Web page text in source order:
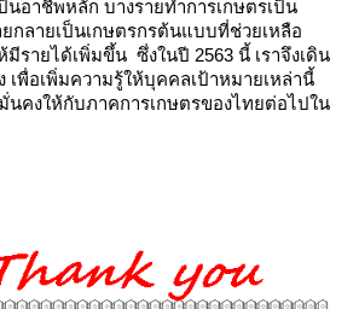
นอาชีพหลัก บางรายทำการเกษตรเป็น
กลายเป็นเกษตรกรต้นแบบที่ช่วยเหลือ
มีรายได้เพิ่มขึ้น ซึ่งในปี 2563 นี้ เราจึงเดิน
เพื่อเพิ่มความรู้ให้บุคคลเป้าหมายเหล่านี้
นคงให้กับภาคการเกษตรของไทยต่อไปใน